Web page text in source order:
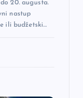
20. augusta.
nastup
ili budžetski…